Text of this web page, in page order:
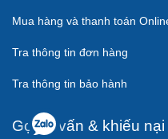
Mua hàng và thanh toán
Tra thông tin đơn hàng
Tra thông tin bảo hành
Gọi tư vấn & khiếu nại